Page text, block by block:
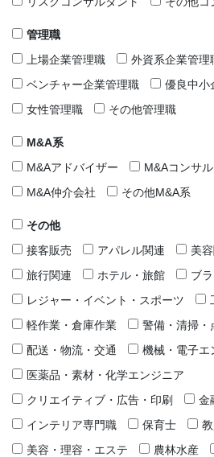
管理職
上場企業管理職
外資系企業管理
ベンチャー企業管理職
優良中小
女性管理職
その他管理職
M&A系
M&Aアドバイザー
M&Aコンサ
M&A仲介会社
その他M&A系
その他
接客販売
アパレル関連
美
旅行関連
ホテル・旅館
ブ
レジャー・イベント・スポーツ
軽作業・倉庫作業
警備・清掃・
配送・物流・交通
機械・電子エ
医薬品・素材・化学エンジニア
クリエイティブ・広告・印刷
金
インテリア専門職
保育士
美容・理容・エステ
農林水産